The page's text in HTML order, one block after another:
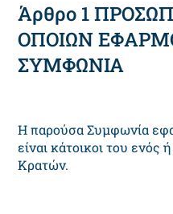
Άρθρο 1
OΠOIΩN
ΣYMΦΩNIA
H παρούσα Συμφωνία
είναι κάτοικοι του
Kρατών.